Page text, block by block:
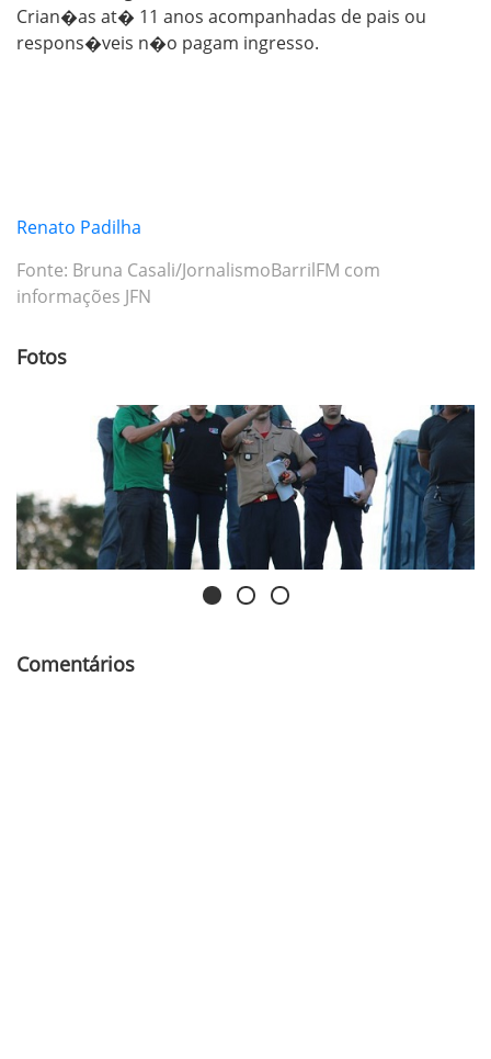
Crian�as at� 11 anos acompanhadas de pais ou
respons�veis n�o pagam ingresso.
Renato Padilha
Fonte: Bruna Casali/JornalismoBarrilFM com
informações JFN
Fotos
Comentários